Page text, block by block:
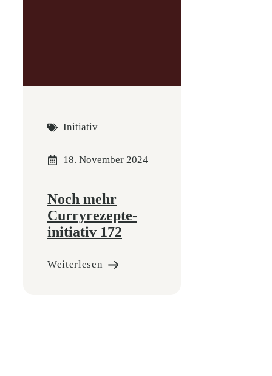
Initiativ
18. November 2024
Noch mehr
Curryrezepte-
initiativ 172
Weiterlesen